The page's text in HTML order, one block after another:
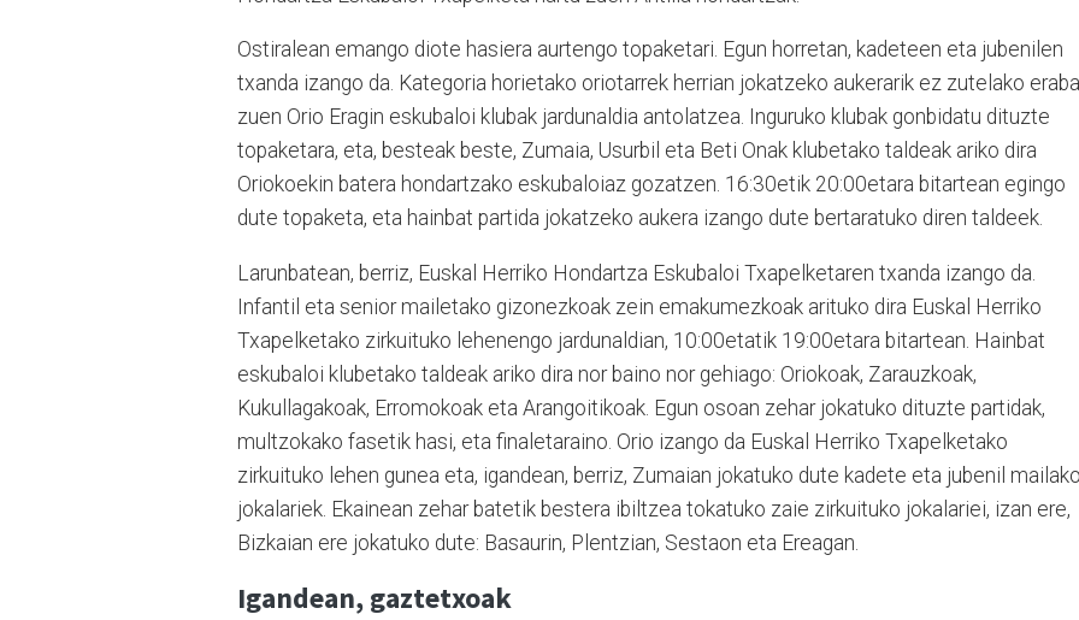
Ostiralean emango diote hasiera aurtengo topaketari. Egun horretan, kadeteen eta jubenilen
txanda izango da. Kategoria horietako oriotarrek herrian jokatzeko aukerarik ez zutelako
zuen Orio Eragin eskubaloi klubak jardunaldia antolatzea. Inguruko klubak gonbidatu dituzte
topaketara, eta, besteak beste, Zumaia, Usurbil eta Beti Onak klubetako taldeak ariko dira
Oriokoekin batera hondartzako eskubaloiaz gozatzen. 16:30etik 20:00etara bitartean egingo
dute topaketa, eta hainbat partida jokatzeko aukera izango dute bertaratuko diren taldeek.
Larunbatean, berriz, Euskal Herriko Hondartza Eskubaloi Txapelketaren txanda izango da.
Infantil eta senior mailetako gizonezkoak zein emakumezkoak arituko dira Euskal Herriko
Txapelketako zirkuituko lehenengo jardunaldian, 10:00etatik 19:00etara bitartean. Hainbat
eskubaloi klubetako taldeak ariko dira nor baino nor gehiago: Oriokoak, Zarauzkoak,
Kukullagakoak, Erromokoak eta Arangoitikoak. Egun osoan zehar jokatuko dituzte partidak,
multzokako fasetik hasi, eta finaletaraino. Orio izango da Euskal Herriko Txapelketako
zirkuituko lehen gunea eta, igandean, berriz, Zumaian jokatuko dute kadete eta jubenil
jokalariek. Ekainean zehar batetik bestera ibiltzea tokatuko zaie zirkuituko jokalariei, izan ere,
Bizkaian ere jokatuko dute: Basaurin, Plentzian, Sestaon eta Ereagan.
Igandean, gaztetxoak